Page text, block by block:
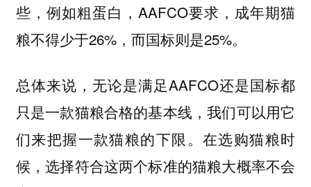
些，例如粗蛋白，AAFCO要求，成年期猫
粮不得少于26%，而国标则是25%。
总体来说，无论是满足AAFCO还是国标都
只是一款猫粮合格的基本线，我们可以用它
们来把握一款猫粮的下限。在选购猫粮时
候，选择符合这两个标准的猫粮大概率不会